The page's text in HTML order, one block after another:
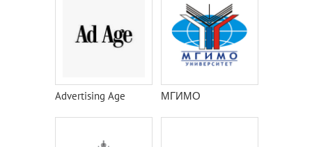
Advertising Age МГИМО